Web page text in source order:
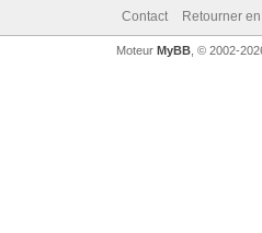
Contact Retourner
Moteur MyBB, © 2002-